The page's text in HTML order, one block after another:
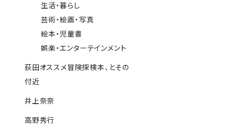
生活・暮らし
芸術・絵画・写真
絵本・児童書
娯楽・エンターテインメント
荻田オススメ冒険探検本、とその
付近
井上奈奈
高野秀行